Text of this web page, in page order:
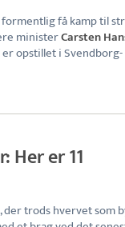
få kamp til
ministerCarsten
opstillet i Svendborg-
Her er 11
der trods hvervet som